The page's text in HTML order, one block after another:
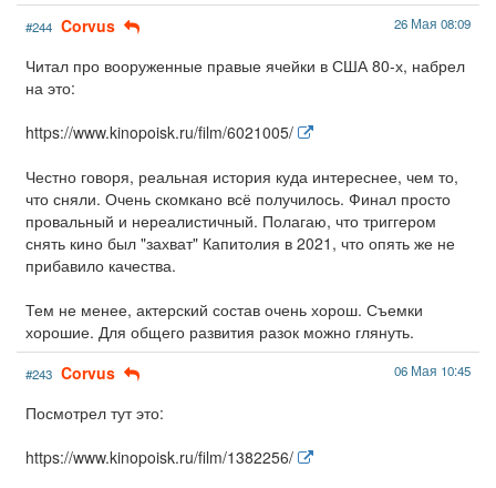
#244 Corvus 26 Мая 08:09
Читал про вооруженные правые ячейки в США 80-х, набрел
на это:
https://www.kinopoisk.ru/film/6021005/
Честно говоря, реальная история куда интереснее, чем то,
что сняли. Очень скомкано всё получилось. Финал просто
провальный и нереалистичный. Полагаю, что триггером
снять кино был "захват" Капитолия в 2021, что опять же не
прибавило качества.
Тем не менее, актерский состав очень хорош. Съемки
хорошие. Для общего развития разок можно глянуть.
#243 Corvus 06 Мая 10:45
Посмотрел тут это:
https://www.kinopoisk.ru/film/1382256/